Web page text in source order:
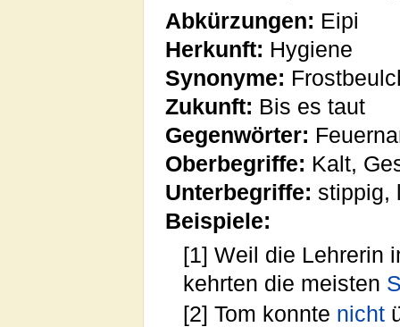
Abkürzungen: Eipi
Herkunft: Hygiene
Synonyme:
Zukunft: Bis es taut
Gegenwörter:
Oberbegriffe: Kalt,
Unterbegriffe: stippig,
Beispiele:
[1] Weil die Lehrerin
kehrten die meisten
[2] Tom konnte nicht